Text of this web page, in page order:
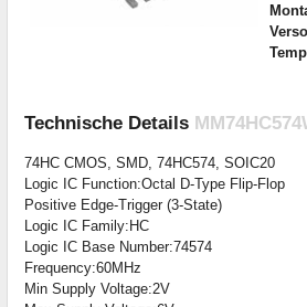
Technische Details
74HC CMOS, SMD, 74HC574, SOIC20
Logic IC Function:Octal D-Type Flip-Flop
Positive Edge-Trigger (3-State)
Logic IC Family:HC
Logic IC Base Number:74574
Frequency:60MHz
Min Supply Voltage:2V